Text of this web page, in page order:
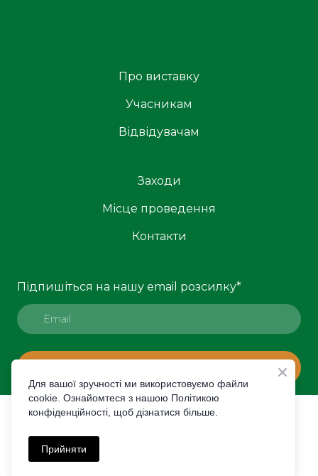
Про виставку
Учасникам
Відвідувачам
Заходи
Місце проведення
Контакти
Підпишіться на нашу email розсилку*
© Created by Premier Expo
Політика конфіденційності
Для вашої зручності ми використовуємо файли
cookie. Ознайомтеся з нашою Політикою
конфіденційності, щоб дізнатися більше.
Прийняти